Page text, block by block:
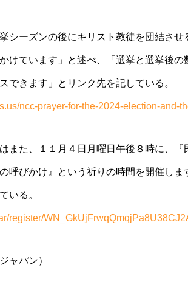
シーズンの後にキリスト教徒を団結させ
けています」と述べ、「 選挙と選挙後の
できます」と リンク先を記している。
ncc-prayer-for-the-2024-election-and-
また、１１月４日月曜日午後８時に、『
呼びかけ』という祈りの時間を開催しま
いる。
r/register/WN_GkUjFrwqQmqjPa8U
ャパン）